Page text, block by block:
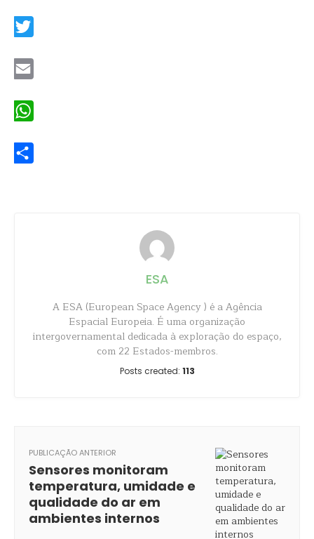
ESA
A ESA (European Space Agency ) é a Agência
Espacial Europeia. É uma organização
intergovernamental dedicada à exploração do espaço,
com 22 Estados-membros.
Posts created: 113
PUBLICAÇÃO ANTERIOR
Sensores monitoram
temperatura, umidade e
qualidade do ar em
ambientes internos